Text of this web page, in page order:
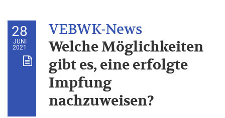
28
JUNI
2021
Welche Möglichkeiten
gibt es, eine erfolgte
Impfung
nachzuweisen?